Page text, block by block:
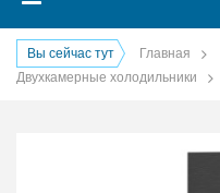
Вы сейчас тут Главная
Двухкамерные холодильники